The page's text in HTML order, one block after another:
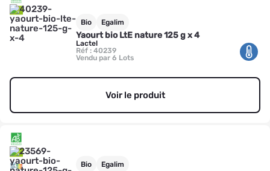
Bio Egalim
Yaourt bio LtE nature 125 g x 4
Lactel
Réf : 40239
Vendu par 6 Lots
Voir le produit
Bio Egalim